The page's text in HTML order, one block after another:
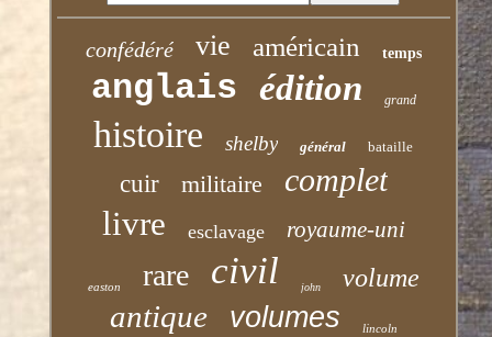
confédéré vie américain temps
anglais édition grand
histoire shelby général bataille
cuir militaire complet
livre esclavage royaume-uni
easton rare civil john volume
antique volumes lincoln